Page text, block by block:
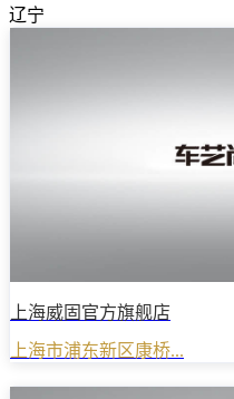
辽宁
上海威固官方旗舰店
上海市浦东新区康桥...